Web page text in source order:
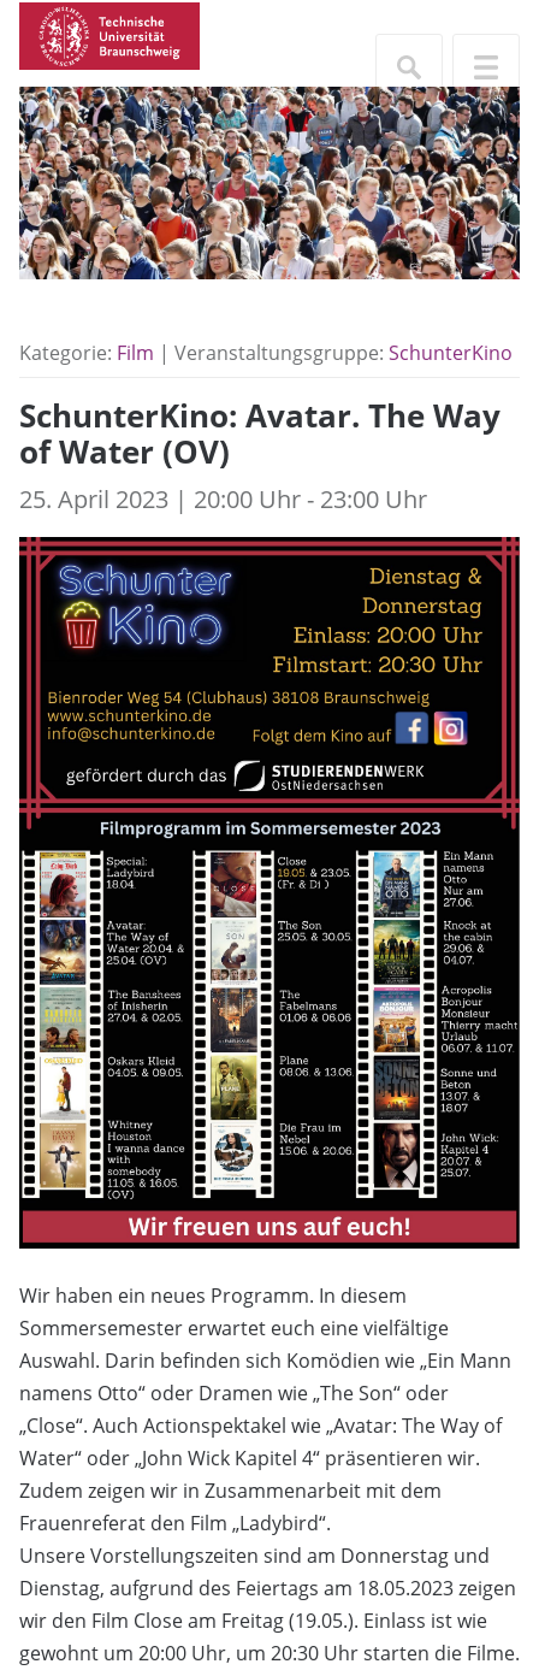
Kategorie: Film | Veranstaltungsgruppe: SchunterKino
SchunterKino: Avatar. The Way
of Water (OV)
25. April 2023 | 20:00 Uhr - 23:00 Uhr
Wir haben ein neues Programm. In diesem
Sommersemester erwartet euch eine vielfältige
Auswahl. Darin befinden sich Komödien wie „Ein Mann
namens Otto“ oder Dramen wie „The Son“ oder
„Close“. Auch Actionspektakel wie „Avatar: The Way of
Water“ oder „John Wick Kapitel 4“ präsentieren wir.
Zudem zeigen wir in Zusammenarbeit mit dem
Frauenreferat den Film „Ladybird“.
Unsere Vorstellungszeiten sind am Donnerstag und
Dienstag, aufgrund des Feiertags am 18.05.2023 zeigen
wir den Film Close am Freitag (19.05.). Einlass ist wie
gewohnt um 20:00 Uhr, um 20:30 Uhr starten die Filme.